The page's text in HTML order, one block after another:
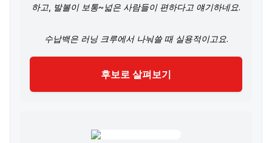
하고, 발볼이 보통~넓은 사람들이 편하다고 얘기하네요.
수납백은 러닝 크루에서 나눠쓸 때 실용적이고요.
후보로 살펴보기